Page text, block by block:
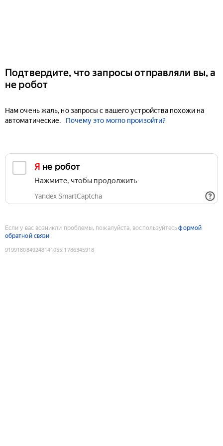
Подтвердите, что запросы отправляли вы, а
не робот
Нам очень жаль, но запросы с вашего устройства похожи на
автоматические.
Почему это могло произойти?
Я не робот
Нажмите, чтобы продолжить
Yandex SmartCaptcha
Если у вас возникли проблемы, пожалуйста, воспользуйтесьформой
обратной связи
9199180849248141055:1786345918